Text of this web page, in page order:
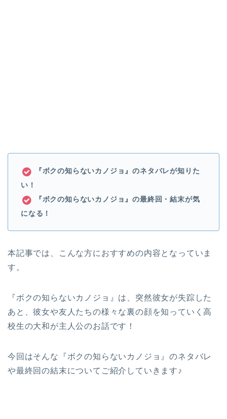
『ボクの知らないカノジョ』のネタバレが知りた
い！
『ボクの知らないカノジョ』の最終回・結末が気
になる！
本記事では、こんな方におすすめの内容となっていま
す。
『ボクの知らないカノジョ』は、突然彼女が失踪した
あと、彼女や友人たちの様々な裏の顔を知っていく高
校生の大和が主人公のお話です！
今回はそんな『ボクの知らないカノジョ』のネタバレ
や最終回の結末についてご紹介していきます♪